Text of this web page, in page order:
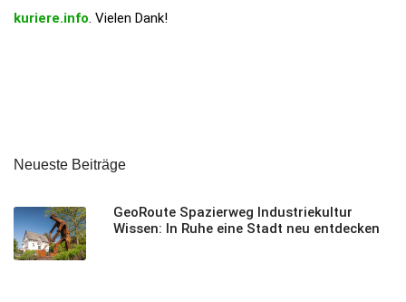
kuriere.info . Vielen Dank!
Neueste Beiträge
GeoRoute Spazierweg Industriekultur
Wissen: In Ruhe eine Stadt neu entdecken